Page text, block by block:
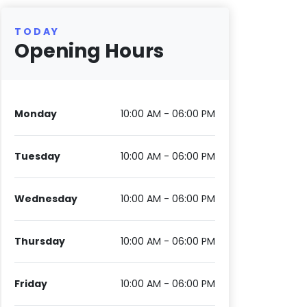
TODAY
Opening Hours
Monday 10:00 AM - 06:00 PM
Tuesday 10:00 AM - 06:00 PM
Wednesday 10:00 AM - 06:00 PM
Thursday 10:00 AM - 06:00 PM
Friday 10:00 AM - 06:00 PM